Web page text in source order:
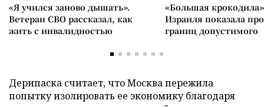
«Я учился заново дышать».
Ветеран СВО рассказал, как
жить с инвалидностью
«Большая
Израиля показала
границ допустимого
Дерипаска считает, что Москва пережила
попытку изолировать ее экономику благодаря